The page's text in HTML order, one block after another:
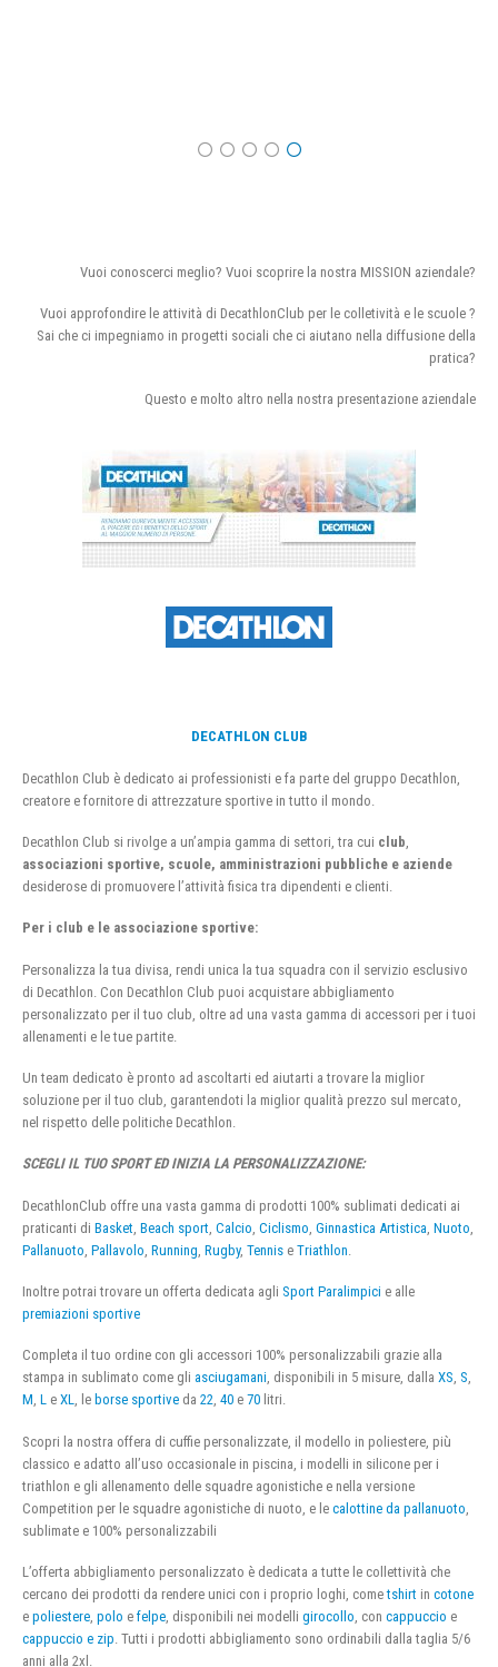
Vuoi conoscerci meglio? Vuoi scoprire la nostra MISSION aziendale?
Vuoi approfondire le attività di DecathlonClub per le colletività e le scuole ?
Sai che ci impegniamo in progetti sociali che ci aiutano nella diffusione della
pratica?
Questo e molto altro nella nostra presentazione aziendale
DECATHLON CLUB
Decathlon Club è dedicato ai professionisti e fa parte del gruppo Decathlon,
creatore e fornitore di attrezzature sportive in tutto il mondo.
Decathlon Club si rivolge a un’ampia gamma di settori, tra cui club
associazioni sportive, scuole, amministrazioni pubbliche e aziende
desiderose di promuovere l’attività fisica tra dipendenti e clienti.
Per i club e le associazione sportive:
Personalizza la tua divisa, rendi unica la tua squadra con il servizio esclusivo
di Decathlon. Con Decathlon Club puoi acquistare abbigliamento
personalizzato per il tuo club, oltre ad una vasta gamma di accessori per i tuoi
allenamenti e le tue partite.
Un team dedicato è pronto ad ascoltarti ed aiutarti a trovare la miglior
soluzione per il tuo club, garantendoti la miglior qualità prezzo sul mercato,
nel rispetto delle politiche Decathlon.
SCEGLI IL TUO SPORT ED INIZIA LA PERSONALIZZAZIONE:
DecathlonClub offre una vasta gamma di prodotti 100% sublimati dedicati ai
praticanti di Basket Beach sport Calcio Ciclismo Ginnastica Artistica Nuoto
Pallanuoto Pallavolo Running Rugby, Tennis e Triathlon
Inoltre potrai trovare un offerta dedicata agli Sport Paralimpici e alle
premiazioni sportive
Completa il tuo ordine con gli accessori 100% personalizzabili grazie alla
stampa in sublimato come gli asciugamani, disponibili in 5 misure, dalla XS, S,
M, L e XL, le borse sportive da 22, 40 e 70 litri.
Scopri la nostra offera di cuffie personalizzate, il modello in poliestere, più
classico e adatto all’uso occasionale in piscina, i modelli in silicone per i
triathlon e gli allenamento delle squadre agonistiche e nella versione
Competition per le squadre agonistiche di nuoto, e le calottine da pallanuoto
sublimate e 100% personalizzabili
L’offerta abbigliamento personalizzato è dedicata a tutte le collettività che
cercano dei prodotti da rendere unici con i proprio loghi, cometshirt in cotone
e poliestere polo e felpe , disponibili nei modelli girocollo , con cappuccio e
cappuccio e zip . Tutti i prodotti abbigliamento sono ordinabili dalla taglia 5/6
anni alla 2xl.